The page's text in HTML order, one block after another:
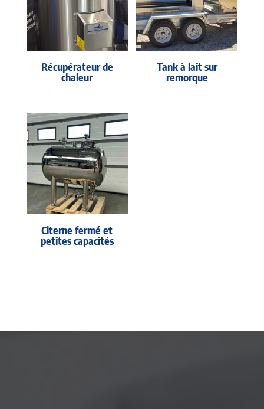
Récupérateur de
chaleur
Tank à lait sur
remorque
Citerne fermé et
petites capacités